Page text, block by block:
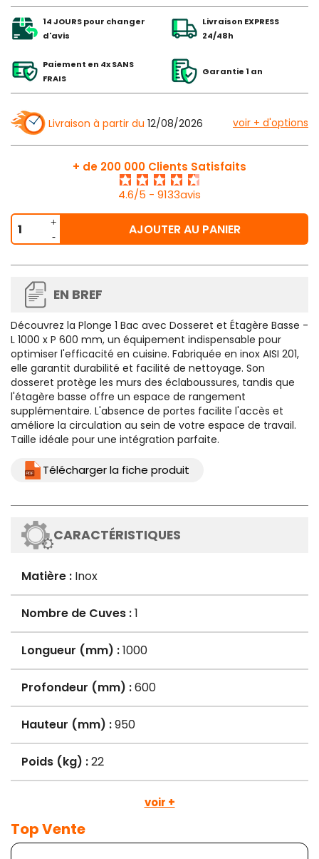
14 JOURS pour changer
d'avis
Livraison EXPRESS
24/48h
Paiement en 4x SANS
FRAIS
Garantie 1 an
Livraison à partir du 12/08/2026 voir + d'options
+ de 200 000 Clients Satisfaits
4.6/5 - 9133avis
AJOUTER AU PANIER
EN BREF
Découvrez la Plonge 1 Bac avec Dosseret et Étagère Basse -
L 1000 x P 600 mm, un équipement indispensable pour
optimiser l'efficacité en cuisine. Fabriquée en inox AISI 201,
elle garantit durabilité et facilité de nettoyage. Son
dosseret protège les murs des éclaboussures, tandis que
l'étagère basse offre un espace de rangement
supplémentaire. L'absence de portes facilite l'accès et
améliore la circulation au sein de votre espace de travail.
Taille idéale pour une intégration parfaite.
Télécharger la fiche produit
CARACTÉRISTIQUES
Matière : Inox
Nombre de Cuves :1
Longueur (mm) :1000
Profondeur (mm) :600
Hauteur (mm) :950
Poids (kg) :22
voir +
Top Vente